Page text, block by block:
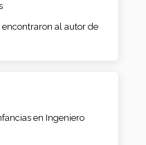
encontraron al autor de
en Ingeniero